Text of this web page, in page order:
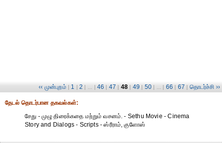
‹‹ முன்புறம் | 1 | 2 | ... | 46 | 47 | 48 | 49 | 50 | ... | 66 | 67 | தொடர்ச்சி ››
தேட‌ல் தொட‌ர்பான தகவ‌ல்க‌ள்:
சேது - முழு திரைக்கதை மற்றும் வசனம். - Sethu Movie - Cinema
Story and Dialogs - Scripts - ஸ்ரீராம், குளோஸ்